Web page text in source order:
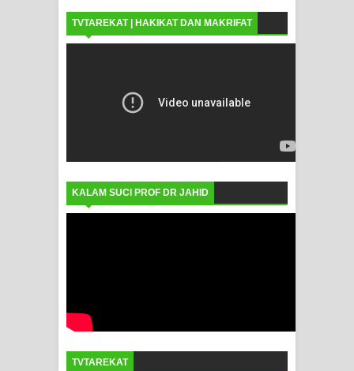
TVTAREKAT | HAKIKAT DAN MAKRIFAT
KALAM SUCI PROF DR JAHID
TVTAREKAT